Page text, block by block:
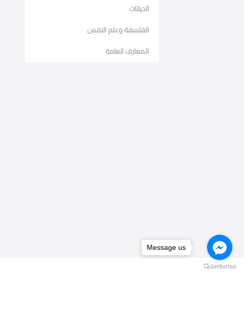
الديانات
الفلسفة وعلم النفس
المعارف العامة
Message us